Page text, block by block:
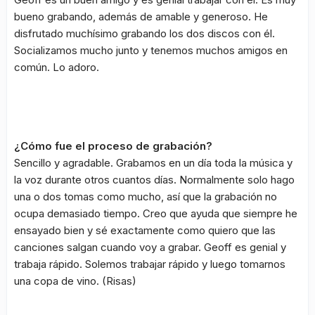
bueno grabando, además de amable y generoso. He
disfrutado muchísimo grabando los dos discos con él.
Socializamos mucho junto y tenemos muchos amigos en
común. Lo adoro.
¿Cómo fue el proceso de grabación?
Sencillo y agradable. Grabamos en un día toda la música y
la voz durante otros cuantos días. Normalmente solo hago
una o dos tomas como mucho, así que la grabación no
ocupa demasiado tiempo. Creo que ayuda que siempre he
ensayado bien y sé exactamente como quiero que las
canciones salgan cuando voy a grabar. Geoff es genial y
trabaja rápido. Solemos trabajar rápido y luego tomarnos
una copa de vino. (Risas)